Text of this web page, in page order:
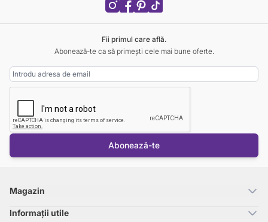
Fii primul care află.
Abonează-te ca să primești cele mai bune oferte.
Adresa Email
Abonează-te
Magazin
Informații utile